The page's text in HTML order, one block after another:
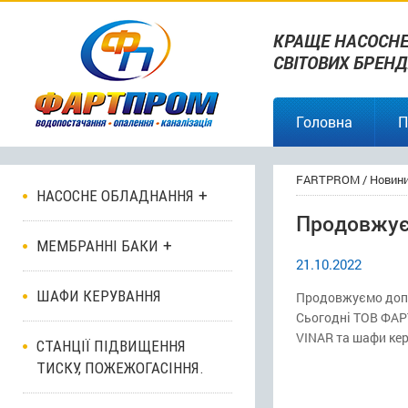
КРАЩЕ
СВІТОВИХ
Головна
НАСОСНЕ ОБЛАДНАННЯ
МЕМБРАННІ БАКИ
ШАФИ КЕРУВАННЯ
СТАНЦІЇ ПІДВИЩЕННЯ
ТИСКУ, ПОЖЕЖОГАСІННЯ.
FARTPROM/
21.10.2022
Продовжуємо
Сьогодні ТОВ
VINAR та шафи